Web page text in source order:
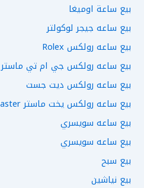
بيع ساعة اوميغا
بيع ساعه جيجر لوكولتر
بيع ساعه رولكس Rolex
بيع ساعه رولكس جي ام تي ماستر
بيع ساعه رولكس ديت جست
بيع ساعه رولكس يخت ماستر Rolex Yacht-Master
بيع ساعه سويسري
بيع ساعه سويسري
بيع سبح
بيع نياشين